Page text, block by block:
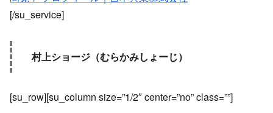
[/su_service]
村上ショージ（むらかみしょーじ）
[su_row][su_column size=”1/2″ center=”no” class=””]